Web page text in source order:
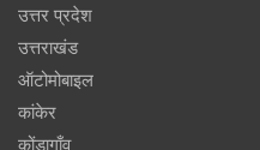
उत्तर प्रदेश
उत्तराखंड
ऑटोमोबाइल
कांकेर
कोंडागाँव